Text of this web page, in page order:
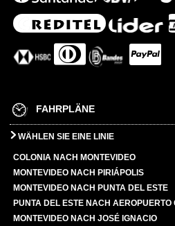
FAHRPLÄNE
WÄHLEN SIE EINE LINIE
COLONIA NACH MONTEVIDEO
MONTEVIDEO NACH PIRIÁPOLIS
MONTEVIDEO NACH PUNTA DEL ESTE
PUNTA DEL ESTE NACH
MONTEVIDEO NACH JOSÉ IGNACIO